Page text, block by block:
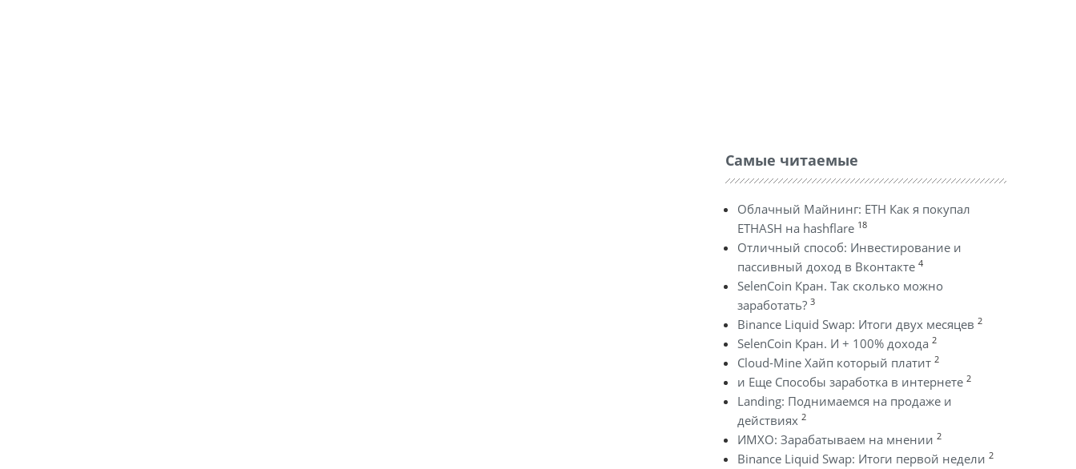
Самые читаемые
Облачный Майнинг: ETH Как я покупал
ETHASH на hashflare 18
Отличный способ: Инвестирование и
пассивный доход в Вконтакте 4
SelenCoin Кран. Так сколько можно
заработать? 3
Binance Liquid Swap: Итоги двух месяцев 2
SelenCoin Кран. И + 100% дохода 2
Cloud-Mine Хайп который платит 2
и Еще Способы заработка в интернете 2
Landing: Поднимаемся на продаже и
действиях 2
ИМХО: Зарабатываем на мнении 2
Binance Liquid Swap: Итоги первой недели 2